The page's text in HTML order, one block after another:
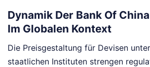
Dynamik Der Bank Of
Im Globalen Kontext
Die Preisgestaltung für Devisen
staatlichen Instituten strengen